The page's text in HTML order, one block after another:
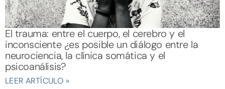
El trauma: entre el cuerpo, el cerebro y el
inconsciente ¿es posible un diálogo entre la
neurociencia, la clínica somática y el
psicoanálisis?
LEER ARTÍCULO »